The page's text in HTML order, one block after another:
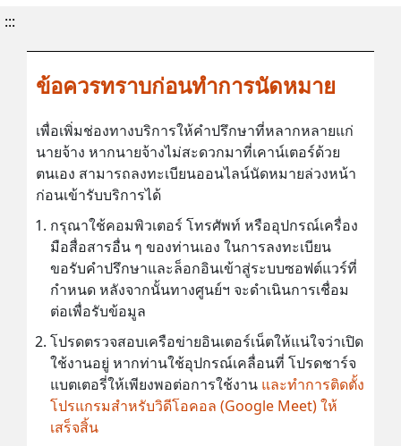
:::
ข้อควรทราบก่อนทำการนัดหมาย
เพื่อเพิ่มช่องทางบริการให้คำปรึกษาที่หลากหลายแก่
นายจ้าง หากนายจ้างไม่สะดวกมาที่เคาน์เตอร์ด้วย
ตนเอง สามารถลงทะเบียนออนไลน์นัดหมายล่วงหน้า
ก่อนเข้ารับบริการได้
กรุณาใช้คอมพิวเตอร์ โทรศัพท์ หรืออุปกรณ์เครื่อง
มือสื่อสารอื่น ๆ ของท่านเอง ในการลงทะเบียน
ขอรับคำปรึกษาและล็อกอินเข้าสู่ระบบซอฟต์แวร์ที่
กำหนด หลังจากนั้นทางศูนย์ฯ จะดำเนินการเชื่อม
ต่อเพื่อรับข้อมูล
โปรดตรวจสอบเครือข่ายอินเตอร์เน็ตให้แน่ใจว่าเปิด
ใช้งานอยู่ หากท่านใช้อุปกรณ์เคลื่อนที่ โปรดชาร์จ
แบตเตอรี่ให้เพียงพอต่อการใช้งาน และทำการติดตั้ง
โปรแกรมสำหรับวิดีโอคอล (Google Meet) ให้
เสร็จสิ้น